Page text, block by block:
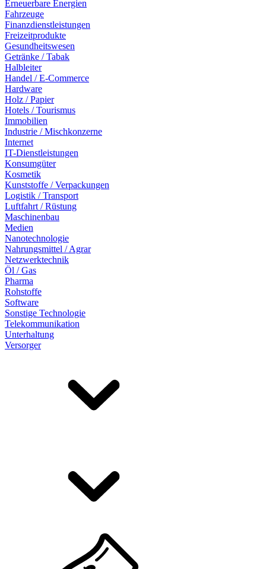
Erneuerbare Energien
Fahrzeuge
Finanzdienstleistungen
Freizeitprodukte
Gesundheitswesen
Getränke / Tabak
Halbleiter
Handel / E-Commerce
Hardware
Holz / Papier
Hotels / Tourismus
Immobilien
Industrie / Mischkonzerne
Internet
IT-Dienstleistungen
Konsumgüter
Kosmetik
Kunststoffe / Verpackungen
Logistik / Transport
Luftfahrt / Rüstung
Maschinenbau
Medien
Nanotechnologie
Nahrungsmittel / Agrar
Netzwerktechnik
Öl / Gas
Pharma
Rohstoffe
Software
Sonstige Technologie
Telekommunikation
Unterhaltung
Versorger